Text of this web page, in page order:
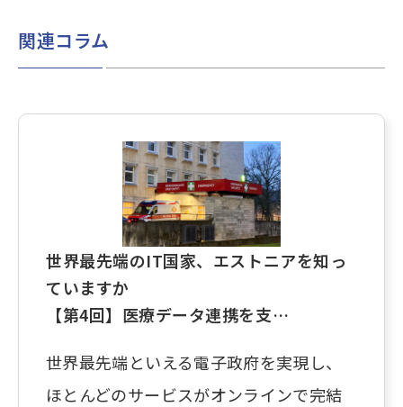
関連コラム
世界最先端のIT国家、エストニアを知っ
ていますか
【第4回】医療データ連携を支…
世界最先端といえる電子政府を実現し、
ほとんどのサービスがオンラインで完結